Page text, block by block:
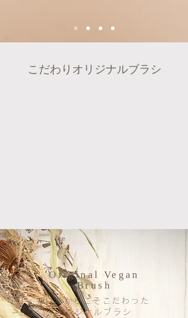
こだわりオリジナルブラシ
Original Vegan
Brush
​プロだからこそこだわった
オリジナルブラシ